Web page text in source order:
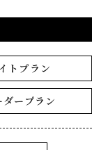
トプラン
ダープラン